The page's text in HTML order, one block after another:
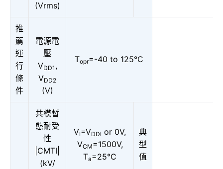
(Vrms)
推
薦
運
行
條
件
電源電
壓
VDD1 ,
VDD2
(V)
Topr=-40 to 125°C
共模暫
態耐受
性
|CMTI|
(kV/
VI=VDDI or 0V,
VCM=1500V,
Ta=25°C
典
型
值